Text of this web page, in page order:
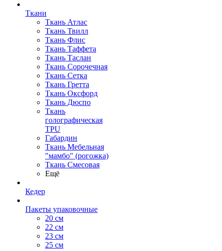
Ткани
Ткань Атлас
Ткань Твилл
Ткань Флис
Ткань Таффета
Ткань Таслан
Ткань Сорочечная
Ткань Сетка
Ткань Гретта
Ткань Оксфорд
Ткань Дюспо
Ткань
голографическая
TPU
Габардин
Ткань Мебельная
"мамбо" (рогожка)
Ткань Смесовая
Ещё
Кедер
Пакеты упаковочные
20 см
22 см
23 см
25 см